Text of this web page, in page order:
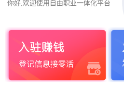
你好,欢迎使用自由职业一体化平台